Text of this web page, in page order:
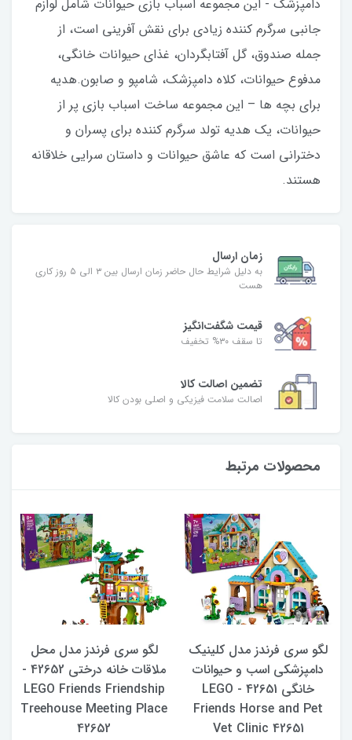
دامپزشک - این مجموعه اسباب بازی حیوانات شامل لوازم
جانبی سرگرم کننده زیادی برای نقش آفرینی است، از
جمله صندوق، گل آفتابگردان، غذای حیوانات خانگی،
مدفوع حیوانات، کلاه دامپزشک، شامپو و صابون.هدیه
برای بچه ها – این مجموعه ساخت اسباب بازی پر از
حیوانات، یک هدیه تولد سرگرم کننده برای پسران و
دخترانی است که عاشق حیوانات و داستان سرایی خلاقانه
هستند.
زمان ارسال
به دلیل شرایط حال حاضر زمان ارسال بین ۳ الی ۵ روز کاری
هست
قیمت شگفت‌انگیز
تا سقف ۳۰% تخفیف
تضمین اصالت کالا
اصالت سلامت فیزیکی و اصلی بودن کالا
محصولات مرتبط
لگو سری فرندز مدل کلینیک
دامپزشکی اسب و حیوانات
خانگی 42651 - LEGO
Friends Horse and Pet
Vet Clinic 42651
لگو سری فرندز مدل محل
ملاقات خانه درختی 42652 -
LEGO Friends Friendship
Treehouse Meeting Place
42652